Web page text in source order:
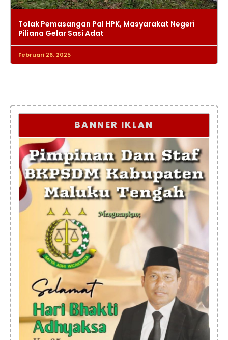
Tolak Pemasangan Pal HPK, Masyarakat Negeri
Piliana Gelar Sasi Adat
Februari 26, 2025
BANNER IKLAN